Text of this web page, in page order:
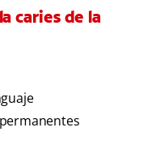
caries de la